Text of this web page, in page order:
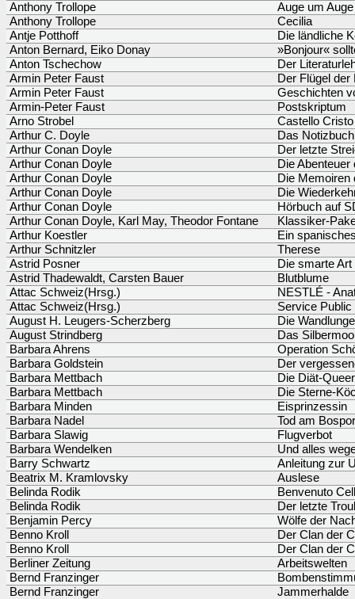
Anthony Trollope
Auge um Auge
Anthony Trollope
Cecilia
Antje Potthoff
Die ländliche
Anton Bernard, Eiko Donay
»Bonjour«
Anton Tschechow
Der
Armin Peter Faust
Der Flügel der
Armin Peter Faust
Geschichten
Armin-Peter Faust
Postskriptum
Arno Strobel
Castello Cristo
Arthur C. Doyle
Das
Arthur Conan Doyle
Der letzte
Arthur Conan Doyle
Die
Arthur Conan Doyle
Die Memoiren
Arthur Conan Doyle
Die
Arthur Conan Doyle
Hörbuch auf
Arthur Conan Doyle, Karl May, Theodor Fontane
Klassiker-
Arthur Koestler
Ein
Arthur Schnitzler
Therese
Astrid Posner
Die smarte
Astrid Thadewaldt, Carsten Bauer
Blutblume
Attac Schweiz(Hrsg.)
NESTLÉ -
Attac Schweiz(Hrsg.)
Service Public
August H. Leugers-Scherzberg
Die
August Strindberg
Das
Barbara Ahrens
Operation
Barbara Goldstein
Der
Barbara Mettbach
Die Diät-
Barbara Mettbach
Die Sterne-
Barbara Minden
Eisprinzessin
Barbara Nadel
Tod am
Barbara Slawig
Flugverbot
Barbara Wendelken
Und alles
Barry Schwartz
Anleitung zur
Beatrix M. Kramlovsky
Auslese
Belinda Rodik
Benvenuto
Belinda Rodik
Der letzte
Benjamin Percy
Wölfe der
Benno Kroll
Der Clan der
Benno Kroll
Der Clan der
Berliner Zeitung
Arbeitswelten
Bernd Franzinger
Bernd Franzinger
Jammerhalde